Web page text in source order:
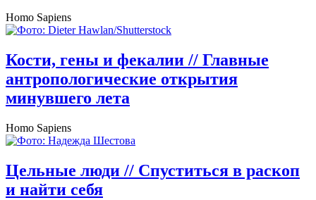
Homo Sapiens
Кости, гены и фекалии // Главные
антропологические открытия
минувшего лета
Homo Sapiens
Цельные люди // Спуститься в раскоп
и найти себя